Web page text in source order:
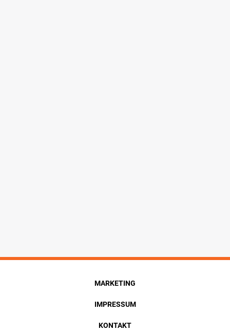
MARKETING
IMPRESSUM
KONTAKT